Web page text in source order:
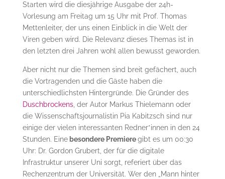
Starten wird die diesjährige Ausgabe der 24h-
Vorlesung am Freitag um 15 Uhr mit Prof. Thomas
Mettenleiter, der uns einen Einblick in die Welt der
Viren geben wird. Die Relevanz dieses Themas ist in
den letzten drei Jahren wohl allen bewusst geworden.
Aber nicht nur die Themen sind breit gefächert, auch
die Vortragenden und die Gäste haben die
unterschiedlichsten Hintergründe. Die Gründer des
Duschbrockens, der Autor Markus Thielemann oder
die Wissenschaftsjournalistin Pia Kabitzsch sind nur
einige der vielen interessanten Redner*innen in den 24
Stunden. Einebesondere Premieregibt es um 00:30
Uhr: Dr. Gordon Grubert, der für die digitale
Infrastruktur unserer Uni sorgt, referiert über das
Rechenzentrum der Universität. Wer den „Mann hinter